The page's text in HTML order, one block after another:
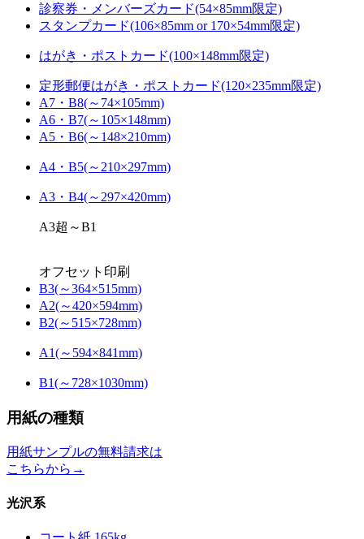
診察券・メンバーズカード(54×85mm限定)
スタンプカード(106×85mm or 170×54mm限定)
はがき・ポストカード(100×148mm限定)
定形郵便はがき・ポストカード(120×235mm限定)
A7・B8(～74×105mm)
A6・B7(～105×148mm)
A5・B6(～148×210mm)
A4・B5(～210×297mm)
A3・B4(～297×420mm)
A3超～B1
オフセット印刷
B3(～364×515mm)
A2(～420×594mm)
B2(～515×728mm)
A1(～594×841mm)
B1(～728×1030mm)
用紙の種類
用紙サンプルの無料請求は
こちらから→
光沢系